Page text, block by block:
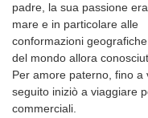
padre, la sua passione
mare e in particolare alle
conformazioni geografiche
del mondo allora
Per amore paterno, fino a
seguito iniziò a viaggiare
commerciali.